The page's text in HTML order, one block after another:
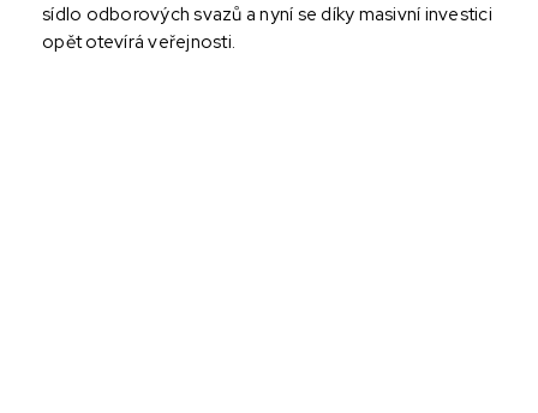
sídlo odborových svazů a nyní se díky masivní investici
opět otevírá veřejnosti.